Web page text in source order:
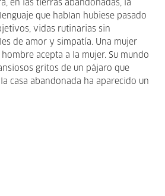
en las tierras abandonadas, la
que hablan hubiese pasado
vidas rutinarias sin
de amor y simpatía. Una mujer
acepta a la mujer. Su mundo
gritos de un pájaro que
casa abandonada ha aparecido un